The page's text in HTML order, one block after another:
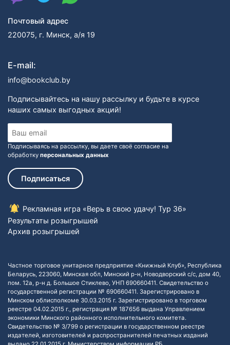
Почтовый адрес
220075, г. Минск, а/я 19
E-mail:
info@bookclub.by
Подписывайтесь на нашу рассылку и будьте в курсе
наших самых выгодных акций!
Подписываясь на рассылку, вы даете своё согласие на
обработку персональных данных
Подписаться
Рекламная игра «Верь в свою удачу! Тур 36»
Результаты розыгрышей
Архив розыгрышей
Частное торговое унитарное предприятие «Книжный Клуб», Республика
Беларусь, 223060, Минская обл, Минский р-н, Новодворский с/с, дом 40,
пом. 12а, р-н д. Большое Стиклево, УНП 690660411. Свидетельство о
государственной регистрации № 690660411. Зарегистрировано в
Минском облисполкоме 30.03.2015 г. Зарегистрировано в торговом
реестре 04.02.2015 г., регистрация № 187656 выдана Управлением
экономики Минского районного исполнительного комитета.
Свидетельство № 3/799 о регистрации в государственном реестре
издателей, изготовителей и распространителей печатных изданий